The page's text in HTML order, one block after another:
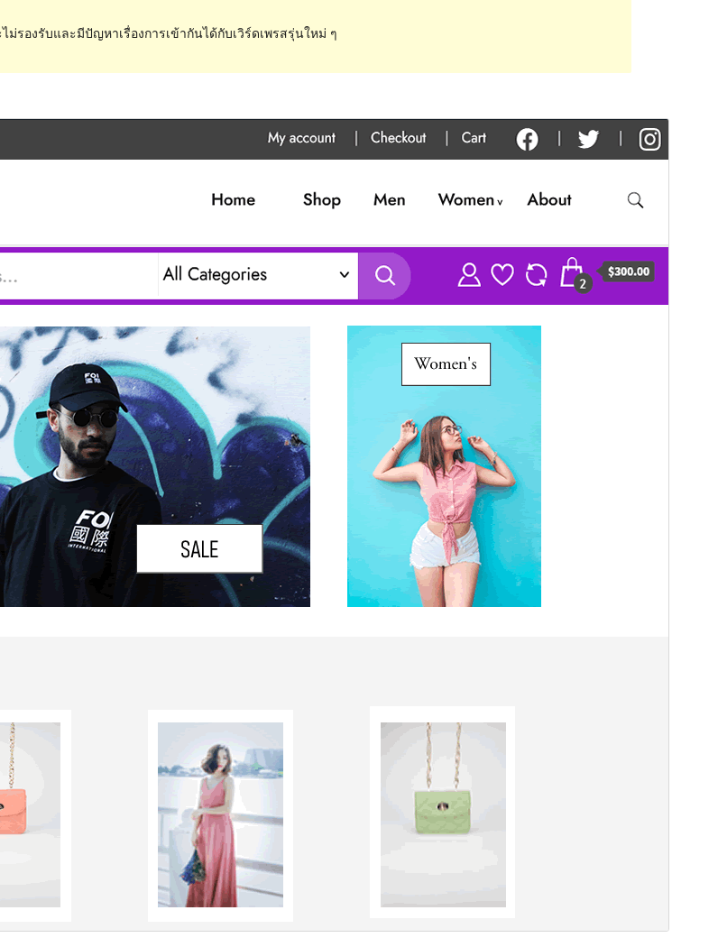
รองรับและมีปัญหาเรื่องการเข้ากันได้กับเวิร์ดเพรสรุ่นใหม่ ๆ
Commercial theme
This theme is free but offers additional paid
ดูก่อน ดาวน์โหลด
นี่เป็นธีมลูกของ Best Shop
Active installations